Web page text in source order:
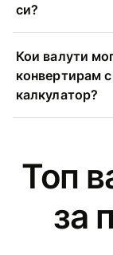
си?
Кои валути
конвертирам
калкулатор?
Топ
за